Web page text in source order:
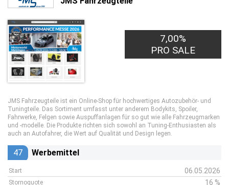
7,00%
PRO SALE
JMS Fahrzeugteile ist ein Online-Shop für hochwertiges Autozubehör- und
Tuningteile. Das Sortiment umfasst unter anderem Bodykits, Spoiler,
Fahrwerke, Felgen sowie Auspuffanlagen für so gut wie alle Fahrzeugmarken
und -modelle. Die Produkte richten sich sowohl an Tuning-Enthusiasten als
auch an Autofahrer, die Wert auf Qualität und Design legen.
47 Werbemittel
Start 06.05.2026
Stornoquote 16 %